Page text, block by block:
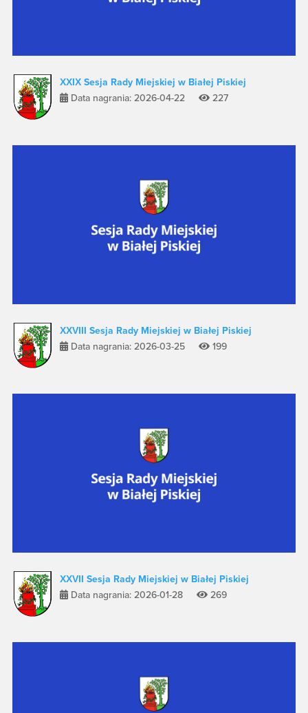
XXIX Sesja Rady Miejskiej w Białej Piskiej
Data nagrania: 2026-04-22
227
XXVIII Sesja Rady Miejskiej w Białej Piskiej
Data nagrania: 2026-03-25
199
XXVII Sesja Rady Miejskiej w Białej Piskiej
Data nagrania: 2026-01-28
269